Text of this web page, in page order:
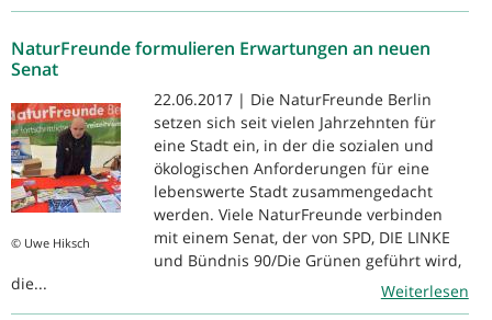
NaturFreunde formulieren Erwartungen an neuen
Senat
© Uwe Hiksch
22.06.2017 | Die NaturFreunde Berlin
setzen sich seit vielen Jahrzehnten für
eine Stadt ein, in der die sozialen und
ökologischen Anforderungen für eine
lebenswerte Stadt zusammengedacht
werden. Viele NaturFreunde verbinden
mit einem Senat, der von SPD, DIE LINKE
und Bündnis 90/Die Grünen geführt wird,
die...
Weiterlesen